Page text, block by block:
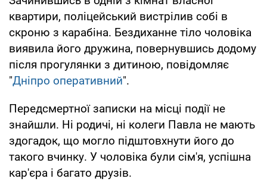
квартири, поліцейський вистрілив собі в
скроню з карабіна. Бездиханне тіло чоловіка
виявила його дружина, повернувшись додому
після прогулянки з дитиною, повідомляє
"Дніпро оперативний".
Передсмертної записки на місці події не
знайшли. Ні родичі, ні колеги Павла не мають
здогадок, що могло підштовхнути його до
такого вчинку. У чоловіка були сім'я, успішна
кар'єра і багато друзів.